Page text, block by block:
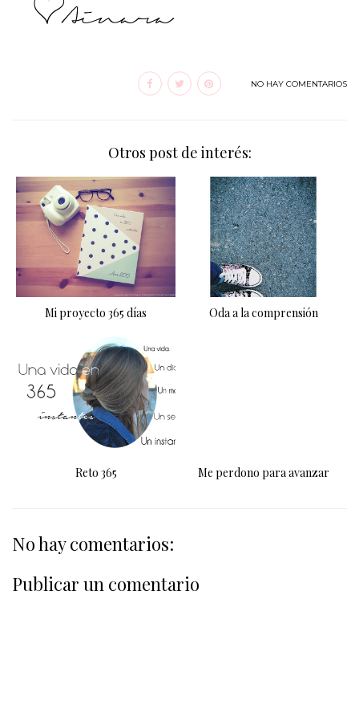
NO HAY COMENTARIOS
Otros post de interés:
Mi proyecto 365 días Oda a la comprensión
Reto 365 Me perdono para avanzar
No hay comentarios:
Publicar un comentario